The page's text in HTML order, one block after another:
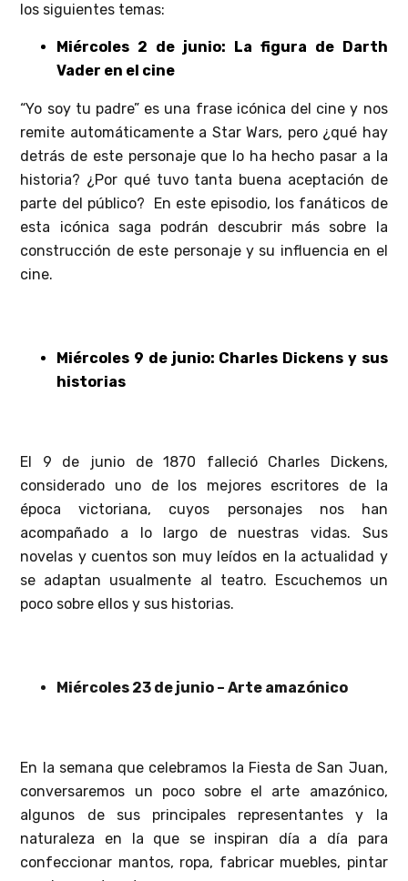
los siguientes temas:
Miércoles 2 de junio: La figura de Darth
Vader en el cine
“Yo soy tu padre” es una frase icónica del cine y nos
remite automáticamente a Star Wars, pero ¿qué hay
detrás de este personaje que lo ha hecho pasar a la
historia? ¿Por qué tuvo tanta buena aceptación de
parte del público? En este episodio, los fanáticos de
esta icónica saga podrán descubrir más sobre la
construcción de este personaje y su influencia en el
cine.
Miércoles 9 de junio: Charles Dickens y sus
historias
El 9 de junio de 1870 falleció Charles Dickens,
considerado uno de los mejores escritores de la
época victoriana, cuyos personajes nos han
acompañado a lo largo de nuestras vidas. Sus
novelas y cuentos son muy leídos en la actualidad y
se adaptan usualmente al teatro. Escuchemos un
poco sobre ellos y sus historias.
Miércoles 23 de junio – Arte amazónico
En la semana que celebramos la Fiesta de San Juan,
conversaremos un poco sobre el arte amazónico,
algunos de sus principales representantes y la
naturaleza en la que se inspiran día a día para
confeccionar mantos, ropa, fabricar muebles, pintar